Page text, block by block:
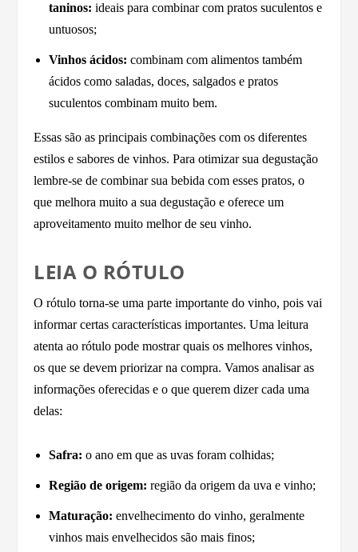
taninos: ideais para combinar com pratos suculentos e
untuosos;
Vinhos ácidos: combinam com alimentos também
ácidos como saladas, doces, salgados e pratos
suculentos combinam muito bem.
Essas são as principais combinações com os diferentes
estilos e sabores de vinhos. Para otimizar sua degustação
lembre-se de combinar sua bebida com esses pratos, o
que melhora muito a sua degustação e oferece um
aproveitamento muito melhor de seu vinho.
LEIA O RÓTULO
O rótulo torna-se uma parte importante do vinho, pois vai
informar certas características importantes. Uma leitura
atenta ao rótulo pode mostrar quais os melhores vinhos,
os que se devem priorizar na compra. Vamos analisar as
informações oferecidas e o que querem dizer cada uma
delas:
Safra: o ano em que as uvas foram colhidas;
Região de origem: região da origem da uva e vinho;
Maturação: envelhecimento do vinho, geralmente
vinhos mais envelhecidos são mais finos;